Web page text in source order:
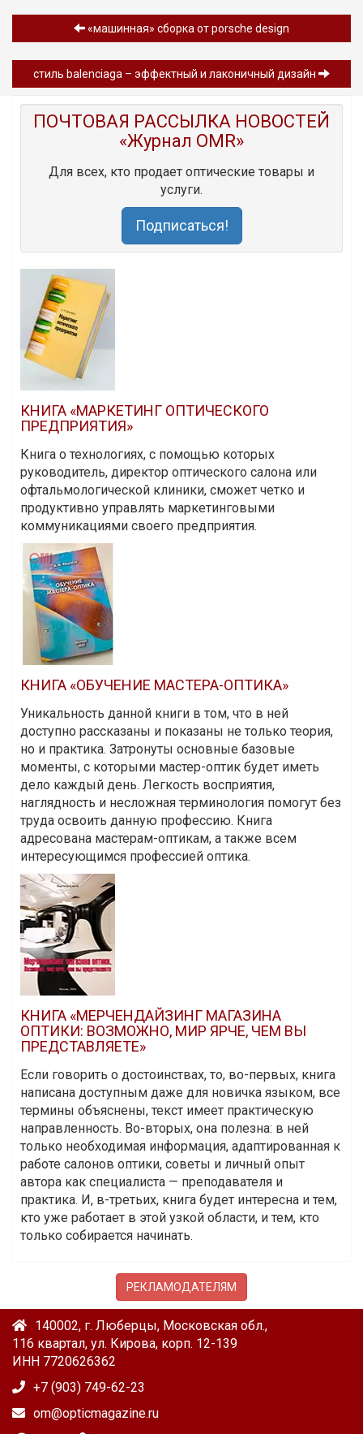
«машинная» сборка от porsche design
cтиль balenciaga – эффектный и лаконичный дизайн
ПОЧТОВАЯ РАССЫЛКА НОВОСТЕЙ
«Журнал OMR»
Для всех, кто продает оптические товары и
услуги.
Подписаться!
КНИГА «МАРКЕТИНГ ОПТИЧЕСКОГО
ПРЕДПРИЯТИЯ»
Книга о технологиях, с помощью которых
руководитель, директор оптического салона или
офтальмологической клиники, сможет четко и
продуктивно управлять маркетинговыми
коммуникациями своего предприятия.
КНИГА «ОБУЧЕНИЕ МАСТЕРА-ОПТИКА»
Уникальность данной книги в том, что в ней
доступно рассказаны и показаны не только теория,
но и практика. Затронуты основные базовые
моменты, с которыми мастер-оптик будет иметь
дело каждый день. Легкость восприятия,
наглядность и несложная терминология помогут без
труда освоить данную профессию. Книга
адресована мастерам-оптикам, а также всем
интересующимся профессией оптика.
КНИГА «МЕРЧЕНДАЙЗИНГ МАГАЗИНА
ОПТИКИ: ВОЗМОЖНО, МИР ЯРЧЕ, ЧЕМ ВЫ
ПРЕДСТАВЛЯЕТЕ»
Если говорить о достоинствах, то, во-первых, книга
написана доступным даже для новичка языком, все
термины объяснены, текст имеет практическую
направленность. Во-вторых, она полезна: в ней
только необходимая информация, адаптированная к
работе салонов оптики, советы и личный опыт
автора как специалиста — преподавателя и
практика. И, в-третьих, книга будет интересна и тем,
кто уже работает в этой узкой области, и тем, кто
только собирается начинать.
РЕКЛАМОДАТЕЛЯМ
140002, г. Люберцы, Московская обл.,
116 квартал, ул. Кирова, корп. 12-139
ИНН 7720626362
+7 (903) 749-62-23
om@opticmagazine.ru